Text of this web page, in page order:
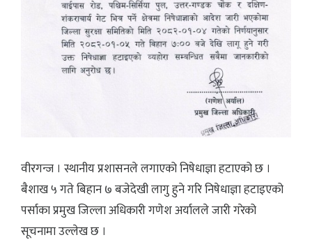
वीरगन्ज । स्थानीय प्रशासनले लगाएको निषेधाज्ञा हटाएको छ ।
बैशाख ५ गते बिहान ७ बजेदेखी लागु हुने गरि निषेधाज्ञा हटाइएको
पर्साका प्रमुख जिल्ला अधिकारी गणेश अर्यालले जारी गरेको
सूचनामा उल्लेख छ ।